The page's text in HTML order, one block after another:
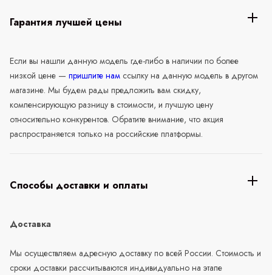
Гарантия лучшей цены
Если вы нашли данную модель где-либо в наличии по более
низкой цене — пришлите нам ссылку на данную модель в другом
магазине. Мы будем рады предложить вам скидку,
компенсирующую разницу в стоимости, и лучшую цену
относительно конкурентов. Обратите внимание, что акция
распространяется только на российские платформы.
Способы доставки и оплаты
Доставка
Мы осуществляем адресную доставку по всей России. Стоимость и
сроки доставки рассчитываются индивидуально на этапе